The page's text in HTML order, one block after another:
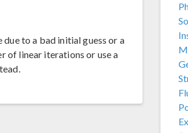
to a bad initial guess or a
of linear iterations or use a